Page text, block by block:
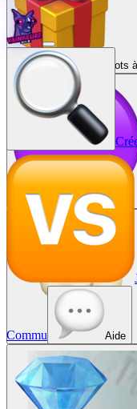
Lots
Commu Aide